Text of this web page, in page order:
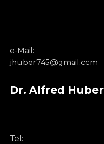
e-Mail:
jhuber745@gmail.com
Dr. Alfred Huber
Tel: